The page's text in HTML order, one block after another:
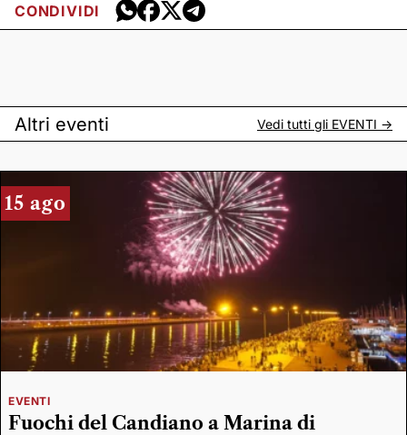
CONDIVIDI
Altri eventi Vedi tutti gli EVENTI ->
15 ago
EVENTI
Fuochi del Candiano a Marina di